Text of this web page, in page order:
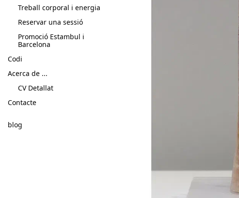
Treball corporal i energia
Reservar una sessió
Promoció Estambul i
Barcelona
Codi
Acerca de ...
CV Detallat
Contacte
blog